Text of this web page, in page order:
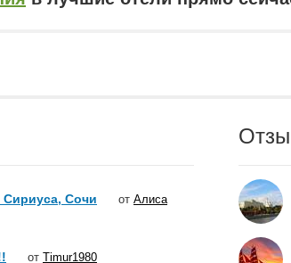
Сириуса, Сочи от Алиса
от Timur1980